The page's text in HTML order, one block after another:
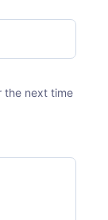
the next time